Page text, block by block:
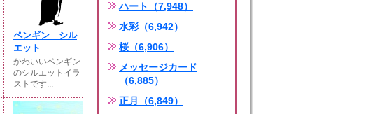
ペンギン シル
エット
かわいいペンギン
のシルエットイラ
ストです...
ハート（7,948）
水彩（6,942）
桜（6,906）
メッセージカード
（6,885）
正月（6,849）